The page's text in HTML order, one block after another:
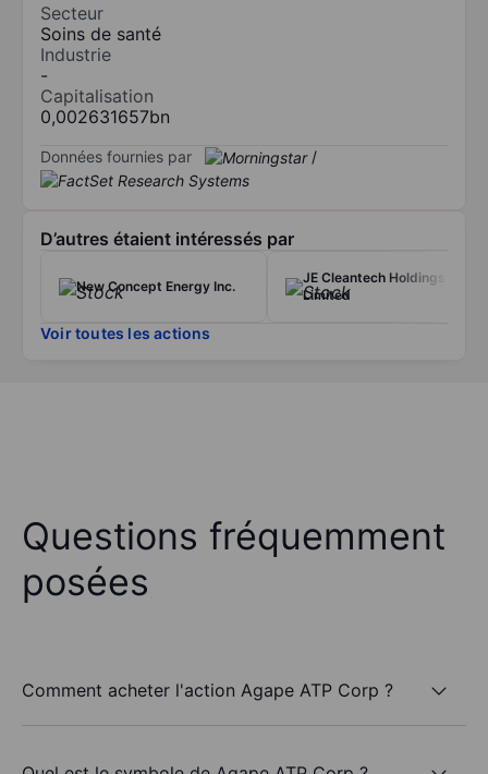
Secteur
Soins de santé
Industrie
-
Capitalisation
0,002631657bn
Données fournies par /
D’autres étaient intéressés par
New Concept Energy Inc.
JE Cleantech Holdings
Limited
Voir toutes les actions
Questions fréquemment
posées
Comment acheter l'action Agape ATP Corp ?